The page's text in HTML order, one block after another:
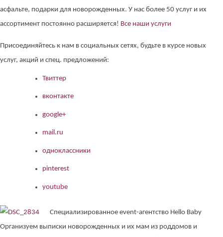
асфальте, подарки для новорожденных. У нас более 50 услуг и их
ассортимент постоянно расширяется! Все наши услуги
Присоединяйтесь к нам в социальных сетях, будьте в курсе новых
услуг, акций и спец. предложений:
Твиттер
вконтакте
google+
mail.ru
одноклассники
pinterest
youtube
Специализированное event-агентство Hello Baby
Организуем выписки новорожденных и их мам из роддомов и